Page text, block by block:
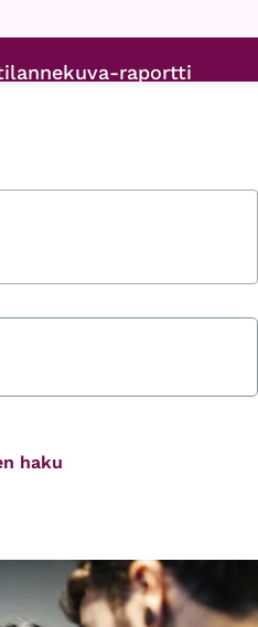
raportti
haku